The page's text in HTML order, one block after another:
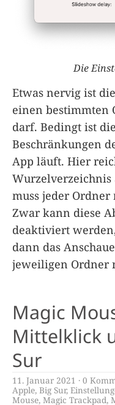
Die
Etwas nervig ist
einen bestimmten
darf. Bedingt ist
Beschränkungen
App läuft. Hier
Wurzelverzeichnis
muss jeder
Zwar kann diese
deaktiviert
dann das
jeweiligen Ordner
Magic
Mittelklick
Sur
11. Januar 2021 0
Apple, Big Sur,
Mouse, Magic Trackpad,